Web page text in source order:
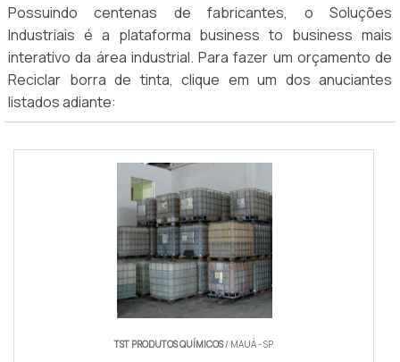
Possuindo centenas de fabricantes, o Soluções
Industriais é a plataforma business to business mais
interativo da área industrial. Para fazer um orçamento de
Reciclar borra de tinta, clique em um dos anuciantes
listados adiante:
TST PRODUTOS QUÍMICOS/ MAUÁ - SP